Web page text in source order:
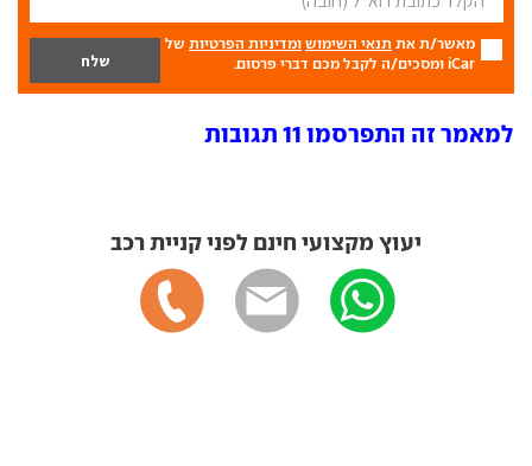
מאשר/ת את תנאי השימוש ומדיניות הפרטיות של
iCar ומסכים/ה לקבל מכם דברי פרסום.
למאמר זה התפרסמו 11 תגובות
יעוץ מקצועי חינם לפני קניית רכב